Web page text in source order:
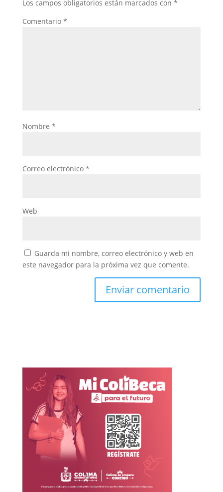
Los campos obligatorios están marcados con *
Comentario *
Nombre *
Correo electrónico *
Web
Guarda mi nombre, correo electrónico y web en
este navegador para la próxima vez que comente.